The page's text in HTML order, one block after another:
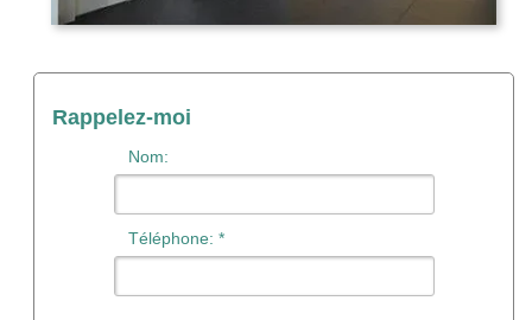
Rappelez-moi
Nom:
Téléphone: *